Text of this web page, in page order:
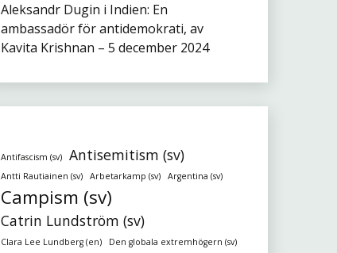
Aleksandr Dugin i Indien: En
ambassadör för antidemokrati, av
Kavita Krishnan – 5 december 2024
Antifascism (sv) Antisemitism (sv)
Antti Rautiainen (sv) Arbetarkamp (sv) Argentina (sv)
Campism (sv)
Catrin Lundström (sv)
Clara Lee Lundberg (en)
Den globala extremhögern (sv)